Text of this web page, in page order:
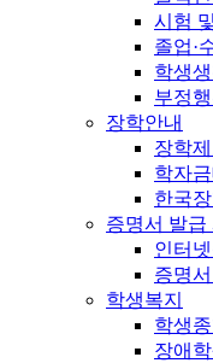
시험
졸업·
학생
부정
장학안내
장학
학자
한국
증명서 발급
인터
증명
학생복지
학생
장애